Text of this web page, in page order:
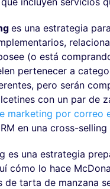
es una estrategia
(o está
pertenecer a
pero serán
con un par de
marketing por correo
en una cross-selling
es una estrategia
cómo lo hace
de tarta de manzana